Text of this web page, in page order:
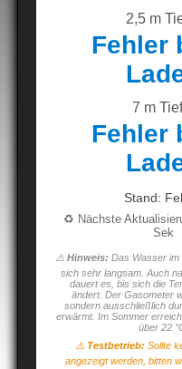
2,5 m
Fehler
7 m
Fehler
Stand:
♻️ Nächste
Sek
⚠️ Hinweis: Das Wasser
sich sehr langsam. Auch
dauert es, bis sich die
ändert. Der Gasometer
sondern ausschließlich
erwärmt. Im Sommer
über 22
⚠️ Testbetrieb: Sollte
angezeigt werden, bitten